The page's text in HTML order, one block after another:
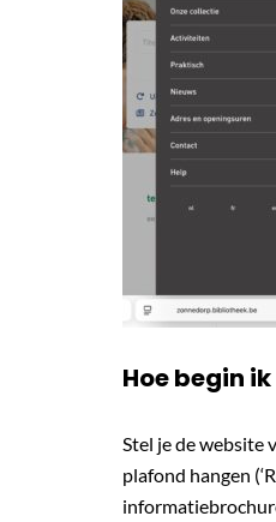
Hoe begin
Stel je de website
plafond hangen